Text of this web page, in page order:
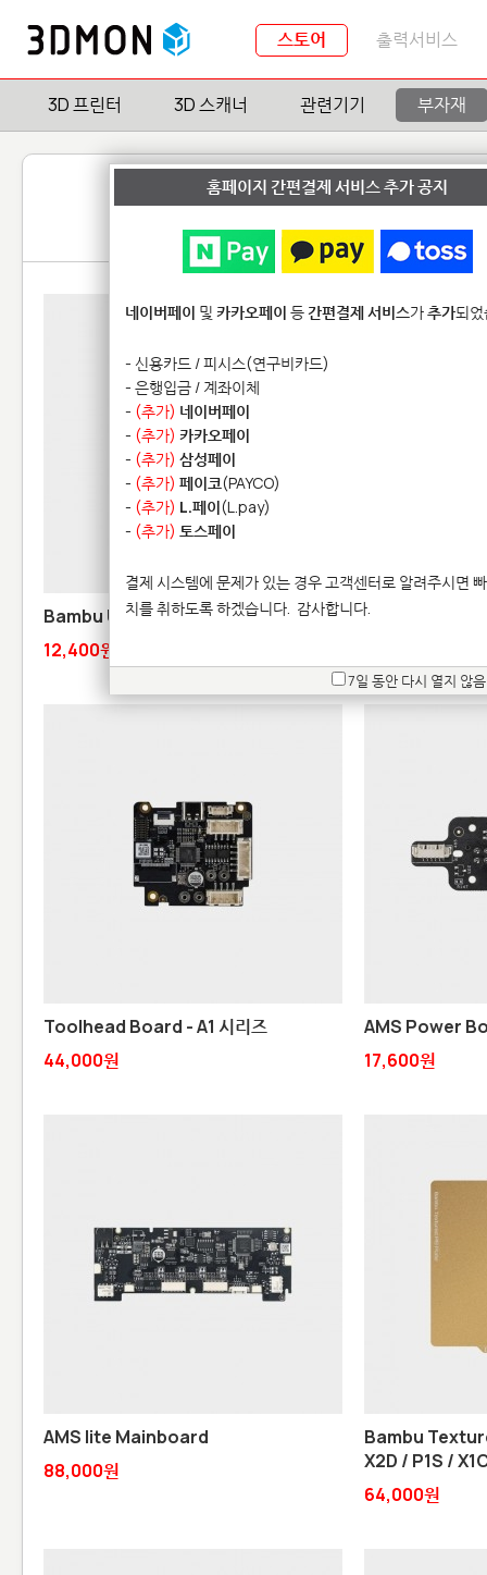
스토어 출력서비스
3D 프린터 3D 스캐너 관련기기 부자재
Bambu USB-C Cable - A1
12,400원
Filament
Toolhead Board - A1 시리즈
44,000원
AMS Power
17,600원
AMS lite Mainboard
88,000원
Bambu
X2D / P1S /
64,000원
홈페이지 간편결제 서비스 추가 공지
네이버페이 및 카카오페이 등간편결제 서비스가추가되
- 신용카드 / 피시스(연구비카드)
- 은행입금 / 계좌이체
- (추가) 네이버페이
- (추가) 카카오페이
- (추가) 삼성페이
- (추가) 페이코(PAYCO)
- (추가) L.페이(L.pay)
- (추가) 토스페이
결제 시스템에 문제가 있는 경우 고객센터로 알려주시면
치를 취하도록 하겠습니다. 감사합니다.
7일 동안 다시 열지 않음